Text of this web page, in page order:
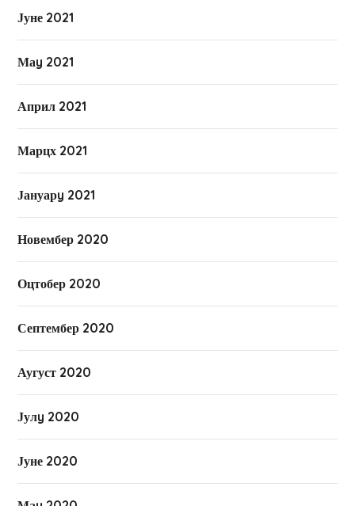
Јуне 2021
Маy 2021
Април 2021
Марцх 2021
Јануарy 2021
Новембер 2020
Оцтобер 2020
Септембер 2020
Аугуст 2020
Јулy 2020
Јуне 2020